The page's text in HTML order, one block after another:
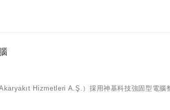
Hizmetleri A.Ş.）採用神基科技強固型電腦